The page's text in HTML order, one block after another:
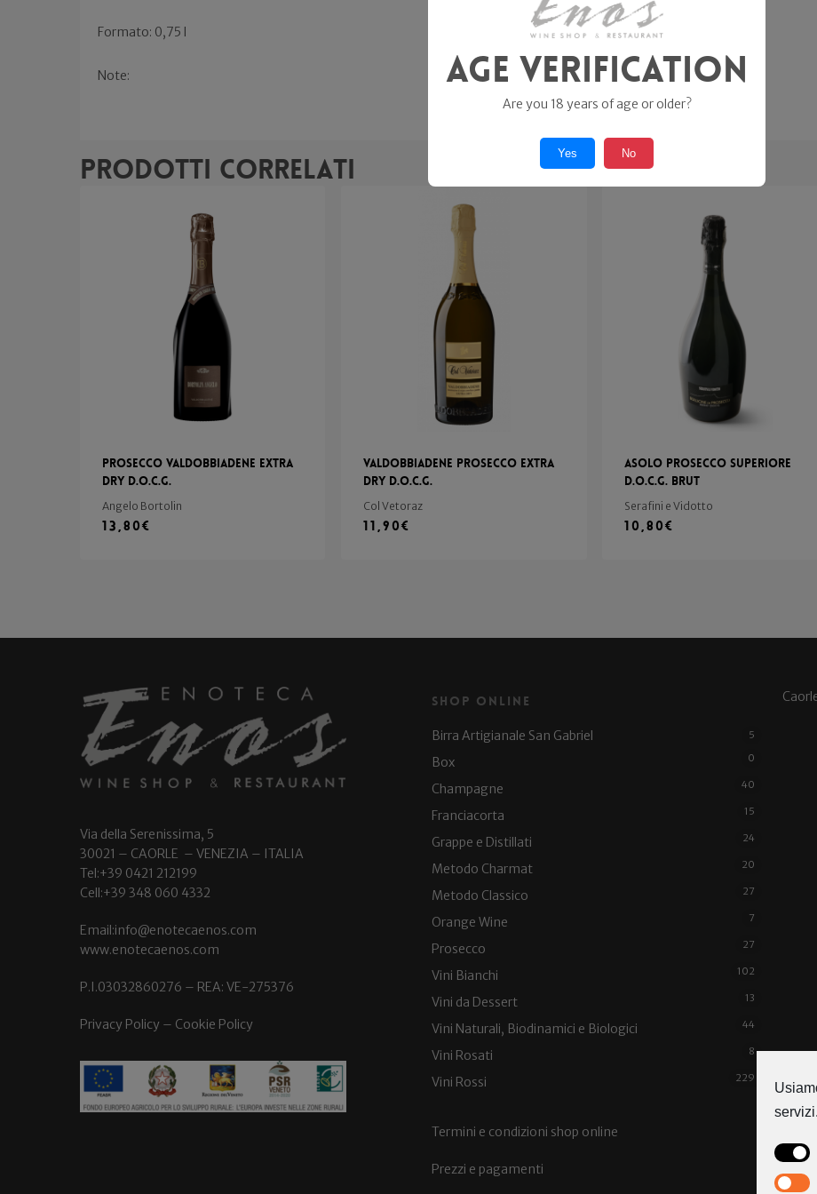
Formato: 0,75 l
Note:
Prodotti correlati
Prosecco Valdobbiadene Extra
Dry d.o.c.g.
Angelo Bortolin
13,80€
Valdobbiadene Prosecco Extra
Dry D.o.c.g.
Col Vetoraz
11,90€
Asolo Prosecco Superiore
D.o.c.g. Brut
Serafini e Vidotto
10,80€
Via della Serenissima, 5
30021 – CAORLE – VENEZIA – ITALIA
Tel:+39 0421 212199
Cell:+39 348 060 4332
Email:info@enotecaenos.com
www.enotecaenos.com
P.I.03032860276 – REA: VE-275376
Privacy Policy – Cookie Policy
Shop Online
Birra Artigianale San Gabriel 5
Box 0
Champagne 40
Franciacorta 15
Grappe e Distillati 24
Metodo Charmat 20
Metodo Classico 27
Orange Wine 7
Prosecco 27
Vini Bianchi 102
Vini da Dessert 13
Vini Naturali, Biodinamici e Biologici 44
Vini Rosati 8
Vini Rossi 229
Termini e condizioni shop online
Prezzi e pagamenti
Age Verification
Are you 18 years of age or older?
Yes No
servizi.